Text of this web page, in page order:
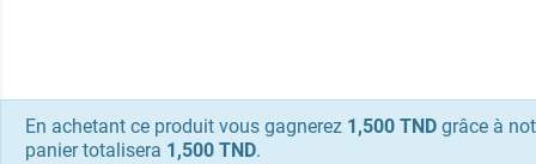
En achetant ce produit vous gagnerez 1,500 TND grâce à
panier totalisera 1,500 TND.